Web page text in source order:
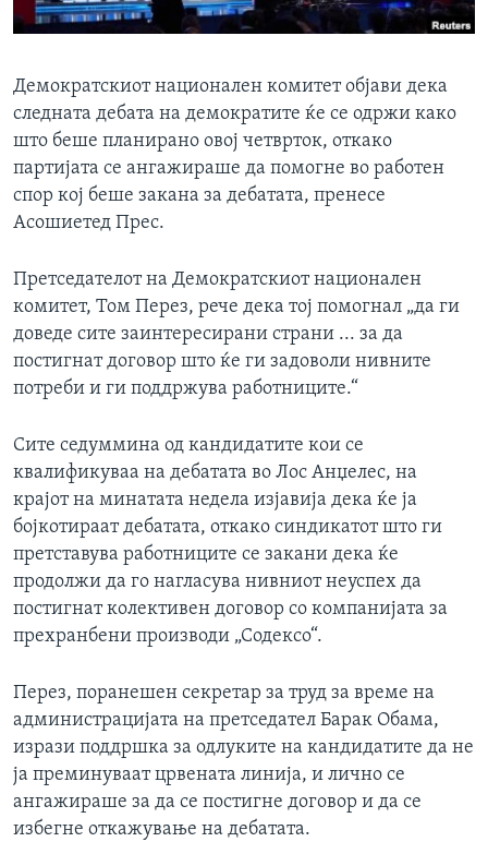
ИНТЕРВЈУА
Демократскиот национален комитет објави дека
следната дебата на демократите ќе се одржи како
што беше планирано овој четврток, откако
партијата се ангажираше да помогне во работен
спор кој беше закана за дебатата, пренесе
Асошиетед Прес.
Претседателот на Демократскиот национален
комитет, Том Перез, рече дека тој помогнал „да ги
доведе сите заинтересирани страни ... за да
постигнат договор што ќе ги задоволи нивните
потреби и ги поддржува работниците.“
Сите седуммина од кандидатите кои се
квалификуваа на дебатата во Лос Анџелес, на
крајот на минатата недела изјавија дека ќе ја
бојкотираат дебатата, откако синдикатот што ги
претставува работниците се закани дека ќе
продолжи да го нагласува нивниот неуспех да
постигнат колективен договор со компанијата за
прехранбени производи „Содексо“.
Перез, поранешен секретар за труд за време на
администрацијата на претседател Барак Обама,
изрази поддршка за одлуките на кандидатите да не
ја преминуваат црвената линија, и лично се
ангажираше за да се постигне договор и да се
избегне откажување на дебатата.